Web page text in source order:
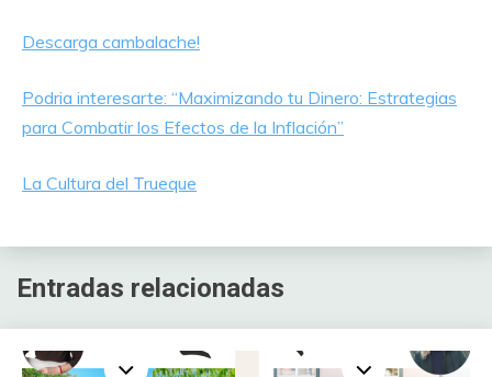
Descarga cambalache!
Podria interesarte: “Maximizando tu Dinero: Estrategias
para Combatir los Efectos de la Inflación”
La Cultura del Trueque
Entradas relacionadas